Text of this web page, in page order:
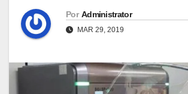
Por Administrator
MAR 29, 2019